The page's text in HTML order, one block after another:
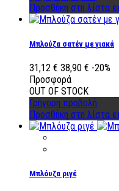
Προσθήκη στη λίστα
Μπλούζα σατέν με γιακά
31,12 € 38,90 € -20%
Προσφορά
OUT OF STOCK
Γρήγορη προβολή
Προσθήκη στη λίστα
Μπλόυζα ριγέ